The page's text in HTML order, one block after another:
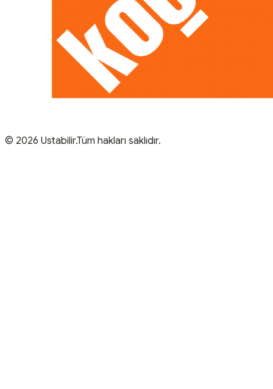
© 2026 Ustabilir.Tüm hakları saklıdır.